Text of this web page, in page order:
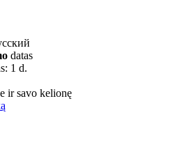
datas
1 d.
ir savo kelionę